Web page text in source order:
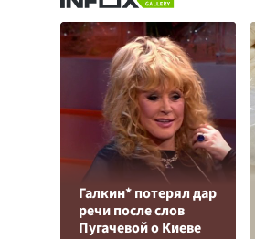
Галкин* потерял дар
речи после слов
Пугачевой о Киеве